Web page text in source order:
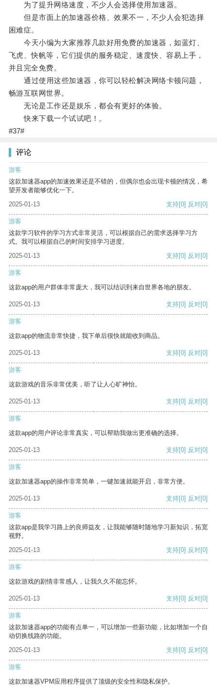
为了提升网络速度，不少人会选择使用加速器。
但是市面上的加速器价格、效果不一，不少人会犯选择
困难症。
今天小编为大家推荐几款好用免费的加速器，如蓝灯、
飞虎、快帆等，它们提供的服务稳定、速度快、容易上手，
并且完全免费。
通过使用这些加速器，你可以轻松解决网络卡顿问题，
畅游互联网世界。
无论是工作还是娱乐，都会有更好的体验。
快来下载一个试试吧！。
#37#
评论
游客
这款加速器app的加速效果还是不错的，但偶尔也会出现卡顿的情况，希
望开发者能够优化一下。
2025-01-13
支持[0] 反对[0]
游客
这款学习软件的学习方式非常灵活，可以根据自己的需求选择学习方
式。我可以根据自己的时间安排学习进度。
2025-01-13
支持[0] 反对[0]
游客
这款app的用户群体非常庞大，我可以结识到来自世界各地的朋友。
2025-01-13 支持[0] 反对[0]
游客
这款app的物流非常快捷，我下单后很快就能收到商品。
2025-01-13 支持[0] 反对[0]
游客
这款游戏的音乐非常优美，听了让人心旷神怡。
2025-01-13 支持[0] 反对[0]
游客
这款app的用户评论非常真实，可以帮助我做出更准确的选择。
2025-01-13 支持[0] 反对[0]
游客
这款加速器app的操作非常简单，一键加速就能开启，非常方便。
2025-01-13 支持[0] 反对[0]
游客
这款app是我学习路上的良师益友，让我能够随时随地学习新知识，拓宽
视野。
2025-01-13
支持[0] 反对[0]
游客
这款游戏的剧情非常感人，让我久久不能忘怀。
2025-01-13 支持[0] 反对[0]
游客
这款加速器app的功能有点单一，可以增加一些新功能，比如增加一个自
动切换线路的功能。
2025-01-13
支持[0] 反对[0]
游客
这款加速器VPM应用程序提供了顶级的安全性和隐私保护。